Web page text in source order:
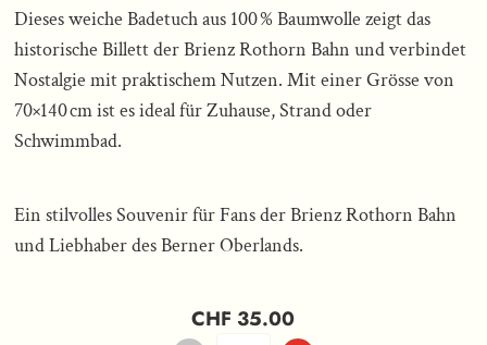
Dieses weiche Badetuch aus 100 % Baumwolle zeigt das
historische Billett der Brienz Rothorn Bahn und verbindet
Nostalgie mit praktischem Nutzen. Mit einer Grösse von
70×140 cm ist es ideal für Zuhause, Strand oder
Schwimmbad.
Ein stilvolles Souvenir für Fans der Brienz Rothorn Bahn
und Liebhaber des Berner Oberlands.
CHF 35.00